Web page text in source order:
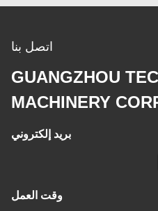
اتصل بنا
GUANGZHOU
MACHINERY
بريد إلكتروني
وقت العمل